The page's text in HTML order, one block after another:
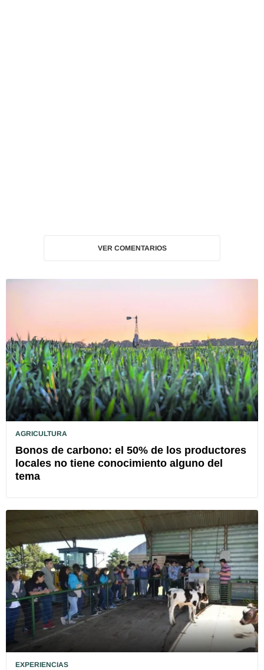
VER COMENTARIOS
AGRICULTURA
Bonos de carbono: el 50% de los productores
locales no tiene conocimiento alguno del
tema
EXPERIENCIAS